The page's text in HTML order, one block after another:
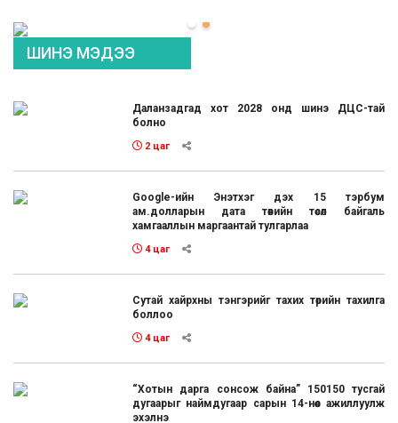
ШИНЭ МЭДЭЭ
Даланзадгад хот 2028 онд шинэ ДЦС-тай
болно
2 цаг
Google-ийн Энэтхэг дэх 15 тэрбум
ам.долларын дата төвийн төсөл байгаль
хамгааллын маргаантай тулгарлаа
4 цаг
Сутай хайрхны тэнгэрийг тахих төрийн тахилга
боллоо
4 цаг
“Хотын дарга сонсож байна” 150150 тусгай
дугаарыг наймдугаар сарын 14-нөөс ажиллуулж
эхэлнэ